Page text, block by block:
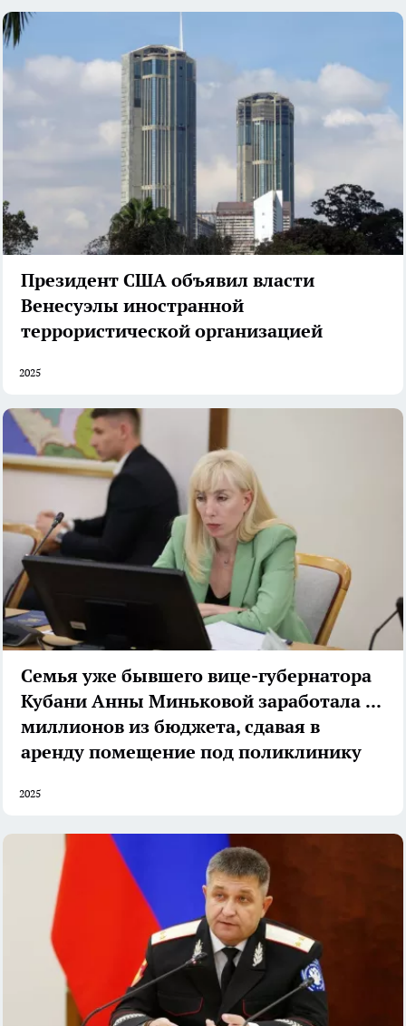
Президент США объявил власти
Венесуэлы иностранной
террористической организацией
2025
Семья уже бывшего вице-губернатора
Кубани Анны Миньковой заработала 12
миллионов из бюджета, сдавая в
аренду помещение под поликлинику
2025